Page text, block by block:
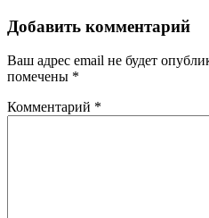
Добавить комментарий
Ваш адрес email не будет
помечены *
Комментарий *